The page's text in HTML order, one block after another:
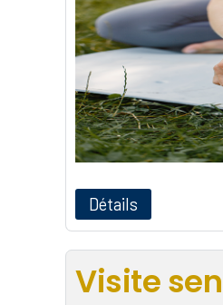
Détails
Visite